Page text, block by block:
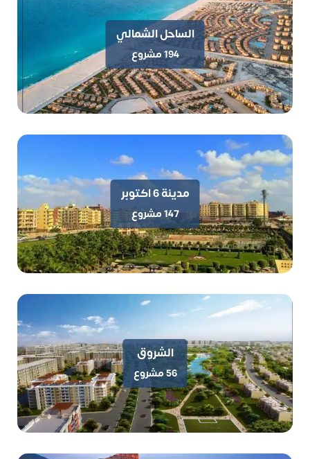
قرية هاسيندا ويست الساحل الشمالي Hacienda west
تفاصيل واسعار
الساحل الشمالي
194 مشروع
مدينة 6 اكتوبر
147 مشروع
الشروق
56 مشروع